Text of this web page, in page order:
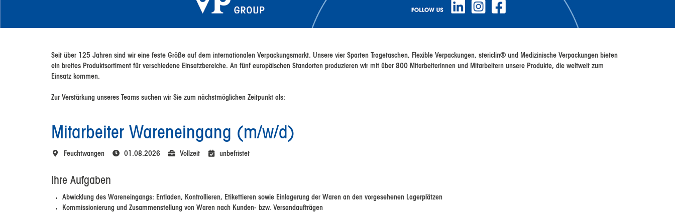
Mitarbeiter Wareneingang (m/w/d)
Feuchtwangen 01.08.2026 Vollzeit unbefristet
Seit über 125 Jahren sind wir eine feste Größe auf dem internationalen Verpackungsmarkt. Unsere vier Sparten Tragetaschen, Flexible Verpackungen, stericlin® und Medizinische Verpackungen bieten
ein breites Produktsortiment für verschiedene Einsatzbereiche. An fünf europäischen Standorten produzieren wir mit über 800 Mitarbeiterinnen und Mitarbeitern unsere Produkte, die weltweit zum
Einsatz kommen.
Zur Verstärkung unseres Teams suchen wir Sie zum nächstmöglichen Zeitpunkt als:
Ihre Aufgaben
Abwicklung des Wareneingangs: Entladen, Kontrollieren, Etikettieren sowie Einlagerung der Waren an den vorgesehenen Lagerplätzen
Kommissionierung und Zusammenstellung von Waren nach Kunden- bzw. Versandaufträgen